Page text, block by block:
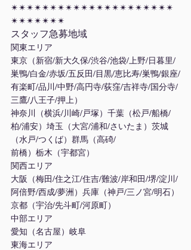
✴︎✴︎✴︎✴︎✴︎✴︎✴︎✴︎✴︎✴︎✴︎✴︎✴︎✴︎✴︎✴︎✴︎✴︎✴︎✴︎✴︎
✴︎✴︎✴︎✴︎✴︎✴︎✴︎
スタッフ急募地域
関東エリア
東京（新宿/新大久保/渋谷/池袋/上野/日暮里/
巣鴨/白金/赤坂/五反田/目黒/恵比寿/巣鴨/銀座/
有楽町/品川/中野/高円寺/荻窪/吉祥寺/国分寺/
三鷹/八王子/押上）
神奈川（横浜/川崎/戸塚）千葉（松戸/船橋/
柏/浦安）埼玉（大宮/浦和/さいたま）茨城
（水戸/つくば）群馬（高碕/
前橋）栃木（宇都宮）
関西エリア
大阪（梅田/住之江/住吉/難波/岸和田/堺/淀川/
阿倍野/西成/夢洲）兵庫（神戸/三ノ宮/明石）
京都（宇治/先斗町/河原町）
中部エリア
愛知（名古屋）岐阜
東海エリア